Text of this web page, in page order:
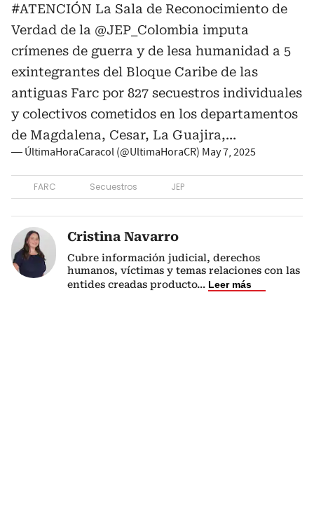
#ATENCIÓN La Sala de Reconocimiento de
Verdad de la @JEP_Colombia imputa
crímenes de guerra y de lesa humanidad a 5
exintegrantes del Bloque Caribe de las
antiguas Farc por 827 secuestros individuales
y colectivos cometidos en los departamentos
de Magdalena, Cesar, La Guajira,…
— ÚltimaHoraCaracol (@UltimaHoraCR) May 7, 2025
FARC Secuestros JEP
Cristina Navarro
Cubre información judicial, derechos
humanos, víctimas y temas relaciones con las
entides creadas producto... Leer más